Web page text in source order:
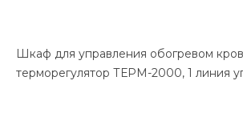
Шкаф для управления обогревом
терморегулятор ТЕРМ-2000, 1 линия